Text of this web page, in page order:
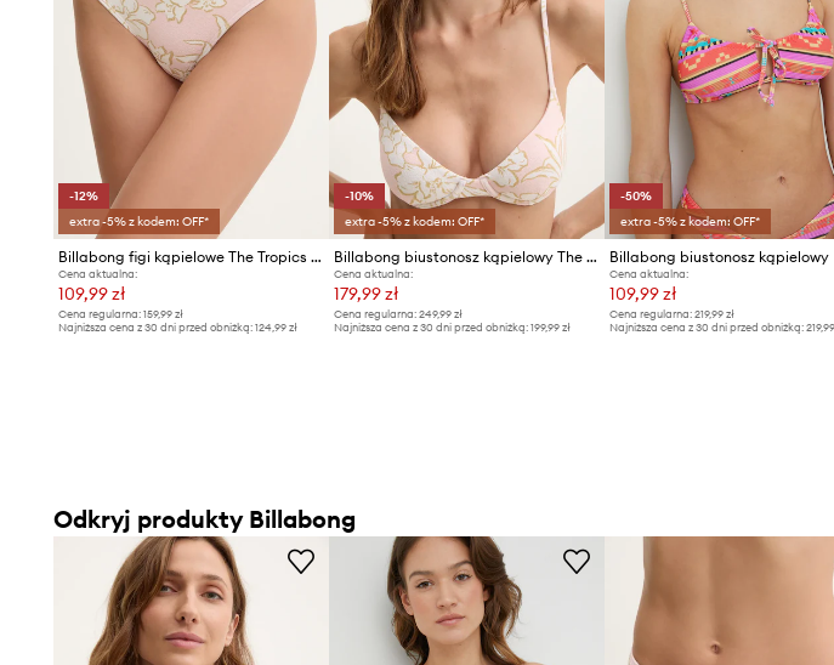
-12%
extra -5% z kodem: OFF*
Billabong figi kąpielowe The Tropics Call Tropic
Cena aktualna:
109,99 zł
Cena regularna: 159,99 zł
Najniższa cena z 30 dni przed obniżką: 124,99 zł
-10%
extra -5% z kodem: OFF*
Billabong biustonosz kąpielowy The Tropics Call Demi
Cena aktualna:
179,99 zł
Cena regularna:249,99 zł
Najniższa cena z 30 dni przed obniżką:199,99 zł
-50%
extra -5% z kodem: OFF*
Billabong biustonosz kąpielowy
Cena aktualna:
109,99 zł
Cena regularna: 219,99 zł
Najniższa cena z 30 dni przed obniżką:
Odkryj produkty Billabong